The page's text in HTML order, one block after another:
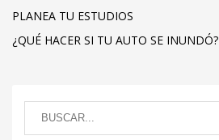
PLANEA TU ESTUDIOS
¿QUÉ HACER SI TU AUTO SE INUNDÓ?